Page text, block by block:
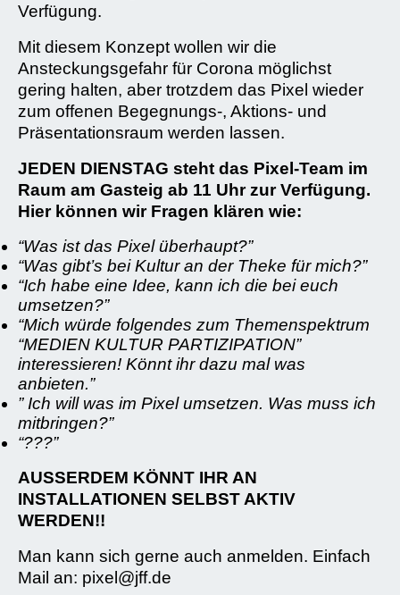
Verfügung.
Mit diesem Konzept wollen wir die
Ansteckungsgefahr für Corona möglichst
gering halten, aber trotzdem das Pixel wieder
zum offenen Begegnungs-, Aktions- und
Präsentationsraum werden lassen.
JEDEN DIENSTAG steht das Pixel-Team im
Raum am Gasteig ab 11 Uhr zur Verfügung.
Hier können wir Fragen klären wie:
“Was ist das Pixel überhaupt?”
“Was gibt’s bei Kultur an der Theke für mich?”
“Ich habe eine Idee, kann ich die bei euch
umsetzen?”
“Mich würde folgendes zum Themenspektrum
“MEDIEN KULTUR PARTIZIPATION”
interessieren! Könnt ihr dazu mal was
anbieten.”
” Ich will was im Pixel umsetzen. Was muss ich
mitbringen?”
“???”
AUSSERDEM KÖNNT IHR AN
INSTALLATIONEN SELBST AKTIV
WERDEN!!
Man kann sich gerne auch anmelden. Einfach
Mail an: pixel@jff.de